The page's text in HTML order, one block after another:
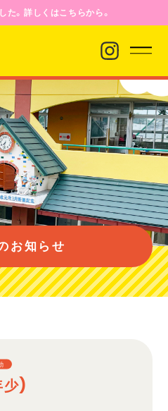
た。詳しくはこちらから。
ー
お知らせ
少)